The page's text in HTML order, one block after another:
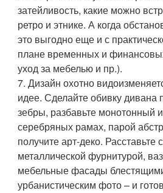
затейливость, какие можно
ретро и этнике. А когда
это выгодно еще и с
плане временных и
уход за мебелью и пр.).
7. Дизайн охотно
идее. Сделайте обивку дивана
зебры, разбавьте монотонный
серебряных рамах, парой
получите арт-деко. Расставьте
металлической фурнитурой,
мебельные фасады
урбанистическим фото – и